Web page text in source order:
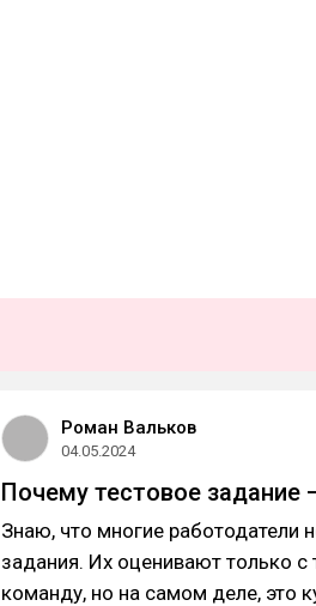
Роман Вальков
04.05.2024
Почему тестовое задание
Знаю, что многие работодатели
задания. Их оценивают только
команду, но на самом деле, это